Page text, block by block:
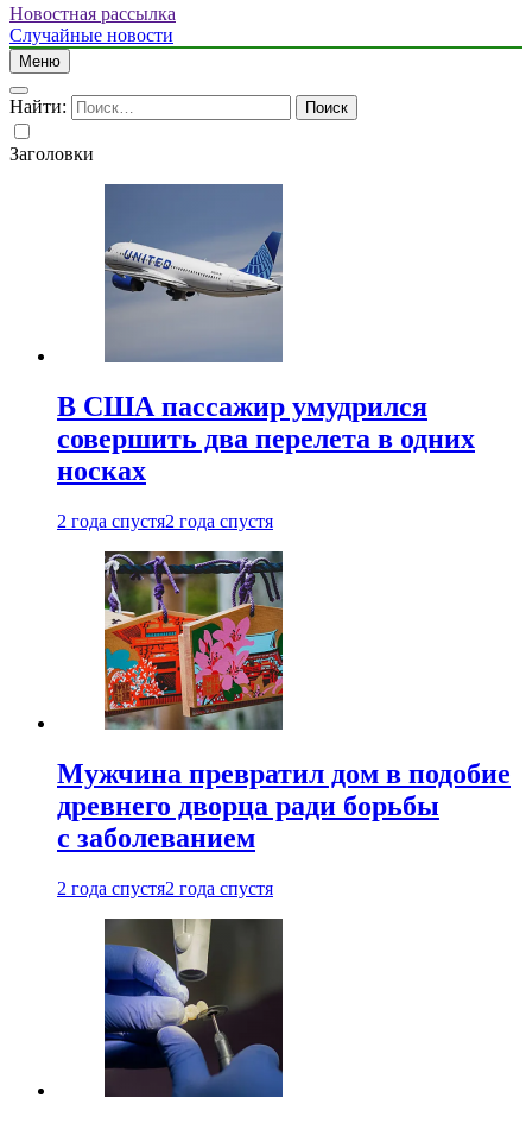
Новостная рассылка
Случайные новости
Меню
Найти:
Заголовки
В США пассажир умудрился
совершить два перелета в одних
носках
2 года спустя2 года спустя
Мужчина превратил дом в подобие
древнего дворца ради борьбы
с заболеванием
2 года спустя2 года спустя